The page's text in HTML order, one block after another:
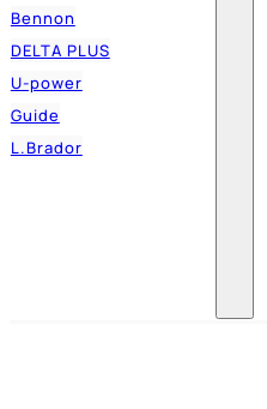
Bennon
DELTA PLUS
U-power
Guide
L.Brador